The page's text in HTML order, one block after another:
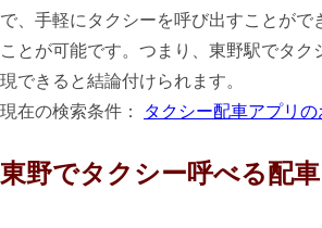
で、手軽にタクシーを呼び出すことがで
ことが可能です。つまり、東野駅でタ
現できると結論付けられます。
現在の検索条件：
タクシー配車アプリの
東野でタクシー呼べる配